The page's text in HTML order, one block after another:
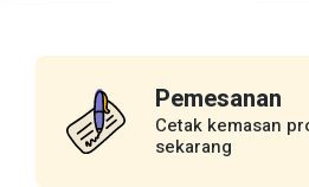
Pemesanan
Cetak kemasan
sekarang